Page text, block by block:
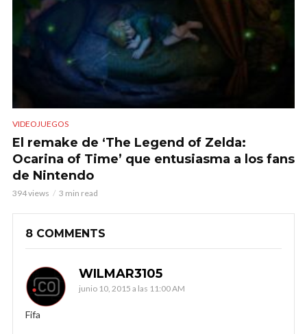
VIDEOJUEGOS
El remake de ‘The Legend of Zelda:
Ocarina of Time’ que entusiasma a los fans
de Nintendo
394 views 3 min read
8 COMMENTS
WILMAR3105
junio 10, 2015 a las 11:00 AM
Fifa